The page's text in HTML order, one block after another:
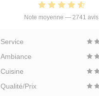
Note moyenne — 2741 avis
Service
Ambiance
Cuisine
Qualité/Prix